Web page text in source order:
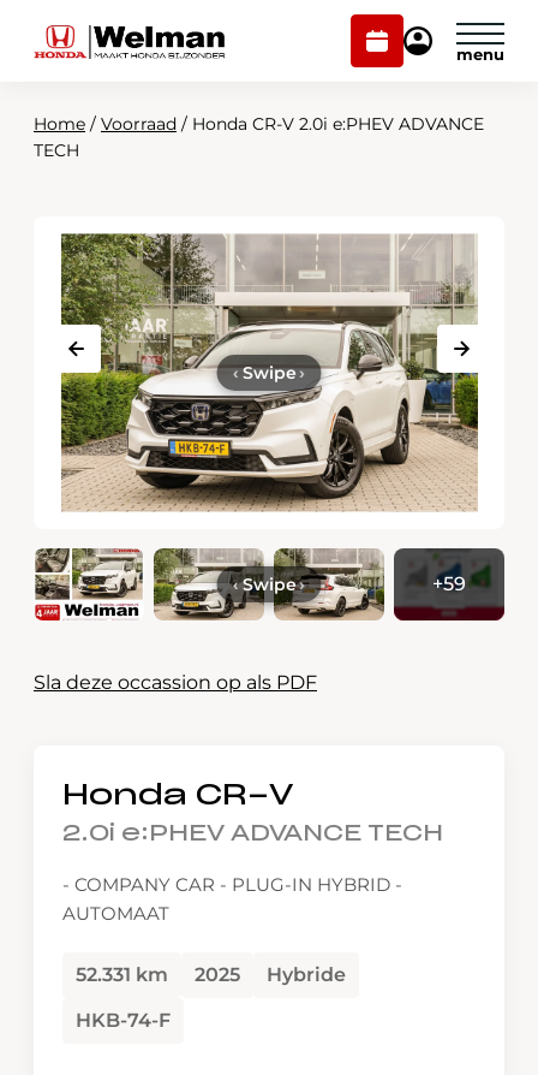
Plan
onderhoud
Mijn
Modellen
Onderhoud en service
Over ons
Webshop
Contact
Mijn Honda Welman
Home / Voorraad / Honda CR-V 2.0i e:PHEV ADVANCE
TECH
‹Swipe›
+59
‹Swipe›
Sla deze occassion op als PDF
Honda CR-V
2.0i e:PHEV ADVANCE TECH
- COMPANY CAR - PLUG-IN HYBRID -
AUTOMAAT
52.331 km 2025
Hybride
HKB-74-F